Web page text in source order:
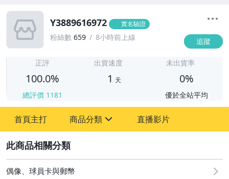
Y3889616972 實名驗證
粉絲數 659 8小時前上線 追蹤
正評
100.0%
總評價 1181
出貨速度
1 天
未出貨率
0%
優於全站平均
首頁主打 商品分類
偶像、球員卡與郵幣
直播影片
偶像、球員卡與郵幣